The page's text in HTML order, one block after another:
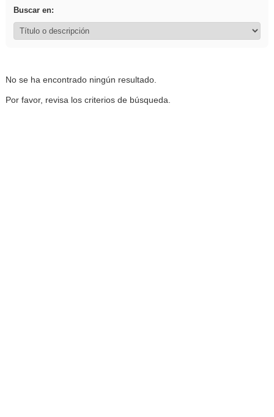
Buscar en:
No se ha encontrado ningún resultado.
Por favor, revisa los criterios de búsqueda.